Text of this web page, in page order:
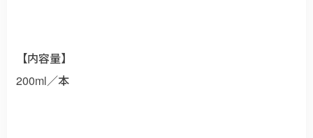
【内容量】
200ml／本